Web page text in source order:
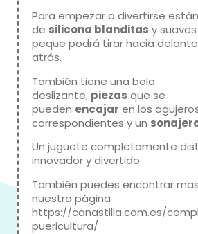
Para empezar a divertirse
de silicona blanditas y
peque podrá tirar hacia
atrás.
También tiene una bola
deslizante, piezas que se
pueden encajar en los
correspondientes y un
Un juguete completamente
innovador y divertido.
También puedes encontrar
nuestra página
https://canastilla.com.es/
puericultura/